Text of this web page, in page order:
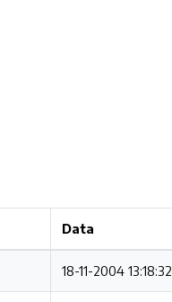
Data
18-11-2004 13:18:32